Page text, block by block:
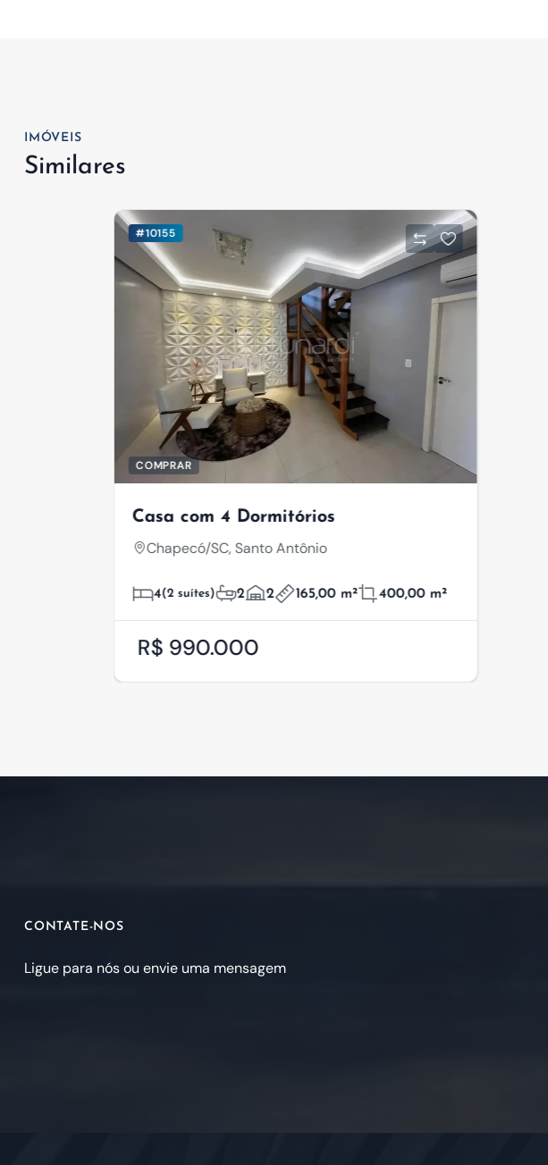
IMÓVEIS
Similares
Casa com 4 Dormitórios
Chapecó/SC, Santo Antônio
2 2 165,00 m² 400,00 m²
R$ 990.000
CONTATE-NOS
Ligue para nós ou envie uma mensagem